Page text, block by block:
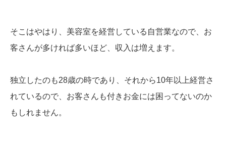
そこはやはり、美容室を経営している自営業なので、お
客さんが多ければ多いほど、収入は増えます。
独立したのも28歳の時であり、それから10年以上経営さ
れているので、お客さんも付きお金には困ってないのか
もしれません。